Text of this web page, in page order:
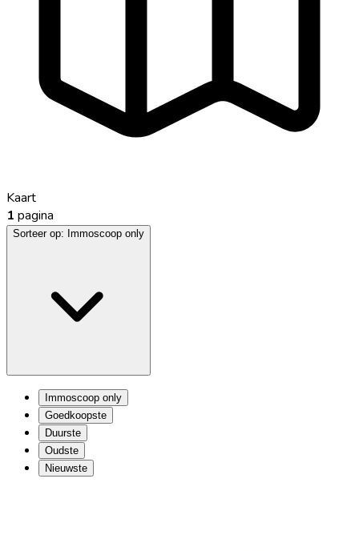
Kaart
1 pagina
Sorteer op: Immoscoop only
Immoscoop only
Goedkoopste
Duurste
Oudste
Nieuwste